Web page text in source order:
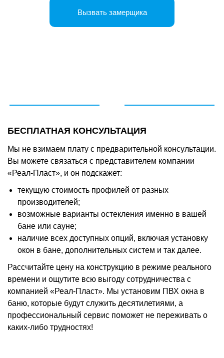
БЕСПЛАТНАЯ КОНСУЛЬТАЦИЯ
Мы не взимаем плату с предварительной консультации.
Вы можете связаться с представителем компании
«Реал-Пласт», и он подскажет:
текущую стоимость профилей от разных
производителей;
возможные варианты остекления именно в вашей
бане или сауне;
наличие всех доступных опций, включая установку
окон в бане, дополнительных систем и так далее.
Рассчитайте цену на конструкцию в режиме реального
времени и ощутите всю выгоду сотрудничества с
компанией «Реал-Пласт». Мы установим ПВХ окна в
баню, которые будут служить десятилетиями, а
профессиональный сервис поможет не переживать о
каких-либо трудностях!